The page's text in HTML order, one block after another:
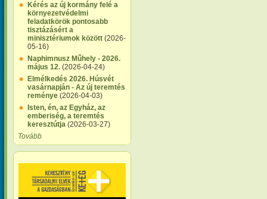
Kérés az új kormány felé a
környezetvédelmi
feladatkörök pontosabb
tisztázásért a
minisztériumok között (2026-
05-16)
Naphimnusz Műhely - 2026.
május 12. (2026-04-24)
Elmélkedés 2026. Húsvét
vasárnapján - Az új teremtés
reménye (2026-04-03)
Isten, én, az Egyház, az
emberiség, a teremtés
keresztútja (2026-03-27)
Tovább